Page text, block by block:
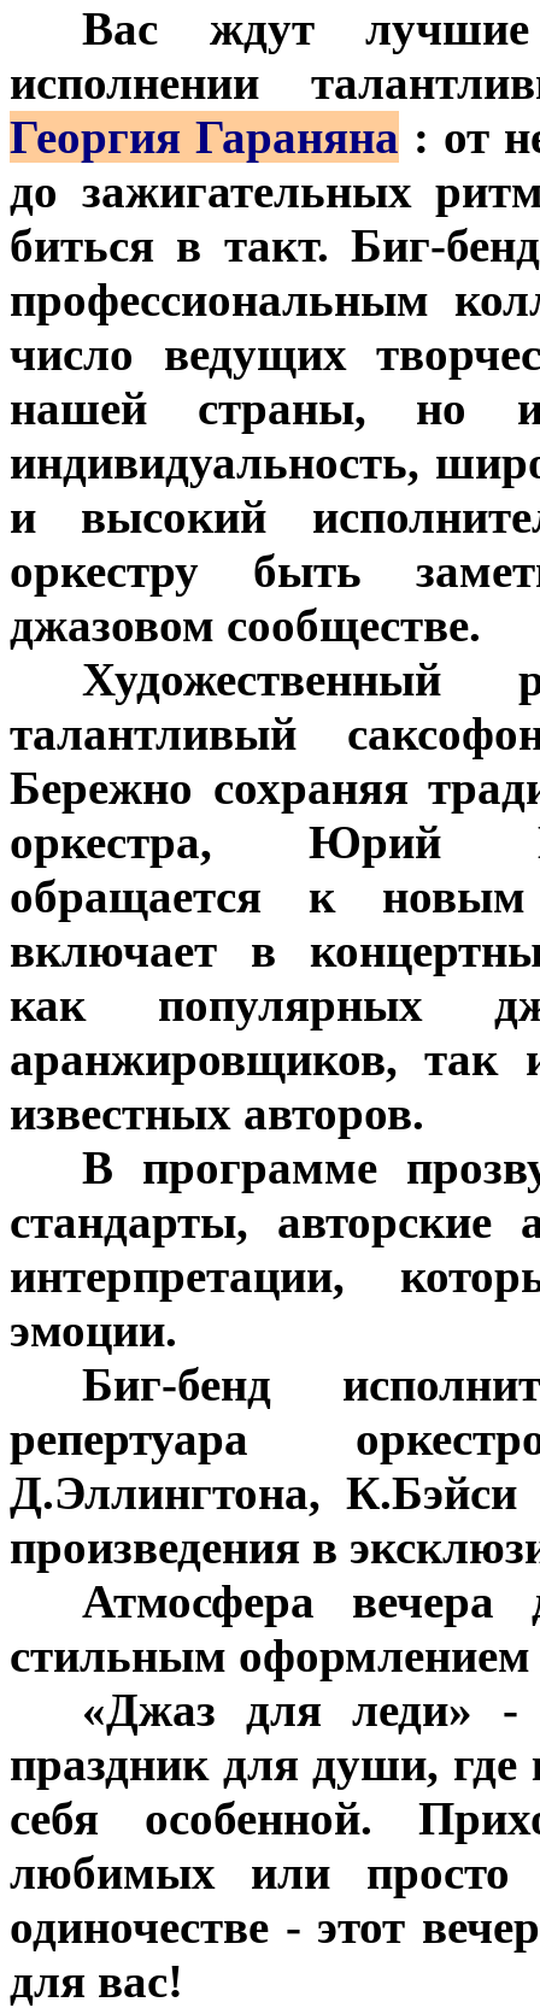
Вас ждут
исполнении
Георгия Гараняна : от
до зажигательных
биться в такт. Биг-
профессиональным
число ведущих
нашей страны, но и
индивидуальность,
и высокий
оркестру быть
джазовом сообществе.
Художественный
талантливый
Бережно сохраняя
оркестра, Юрий
обращается к
включает в
как популярных
аранжировщиков,
известных авторов.
В программе
стандарты, авторские
интерпретации,
эмоции.
Биг-бенд
репертуара
Д.Эллингтона,
произведения в
Атмосфера вечера
стильным
«Джаз для леди» -
праздник для души,
себя особенной.
любимых или просто
одиночестве - этот
для вас!